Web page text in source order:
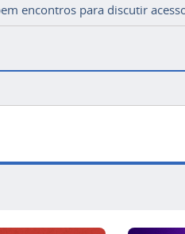
encontros para discutir